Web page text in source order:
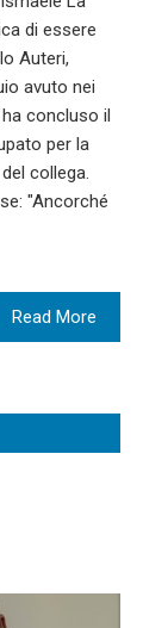
di essere
Auteri,
avuto nei
concluso il
per la
collega.
"Ancorché
Read More